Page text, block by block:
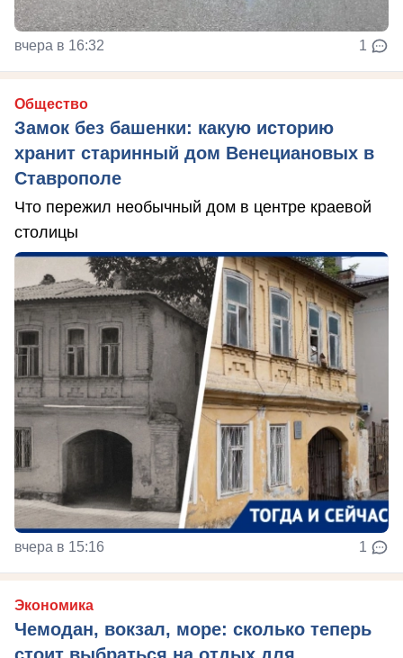
вчера в 16:32 1
Общество
Замок без башенки: какую историю
хранит старинный дом Венециановых в
Ставрополе
Что пережил необычный дом в центре краевой
столицы
вчера в 15:16 1
Экономика
Чемодан, вокзал, море: сколько теперь